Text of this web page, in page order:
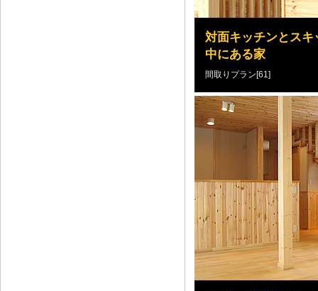
対面キッチンとス
中にある家
間取りプラン[61]